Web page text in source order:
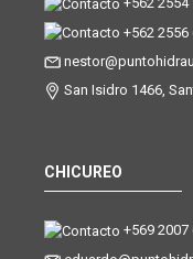
+562 2556
San Isidro 1466,
CHICUREO
+569 2007